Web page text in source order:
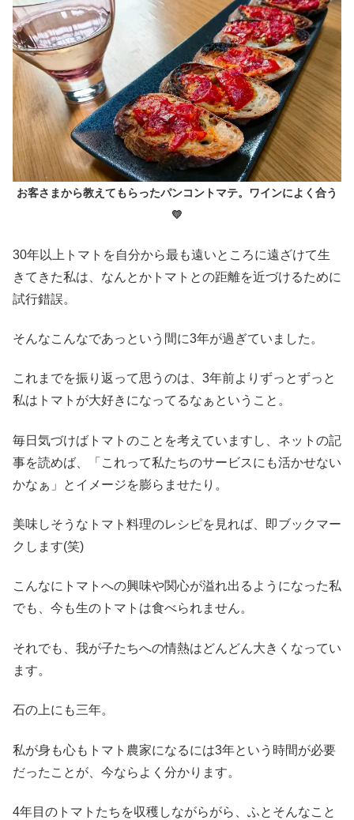
お客さまから教えてもらったパンコントマテ。ワインによく合う
💛
30年以上トマトを自分から最も遠いところに遠ざけて生
きてきた私は、なんとかトマトとの距離を近づけるために
試行錯誤。
そんなこんなであっという間に3年が過ぎていました。
これまでを振り返って思うのは、3年前よりずっとずっと
私はトマトが大好きになってるなぁということ。
毎日気づけばトマトのことを考えていますし、ネットの記
事を読めば、「これって私たちのサービスにも活かせない
かなぁ」とイメージを膨らませたり。
美味しそうなトマト料理のレシピを見れば、即ブックマー
クします(笑)
こんなにトマトへの興味や関心が溢れ出るようになった私
でも、今も生のトマトは食べられません。
それでも、我が子たちへの情熱はどんどん大きくなってい
ます。
石の上にも三年。
私が身も心もトマト農家になるには3年という時間が必要
だったことが、今ならよく分かります。
4年目のトマトたちを収穫しながらがら、ふとそんなこと